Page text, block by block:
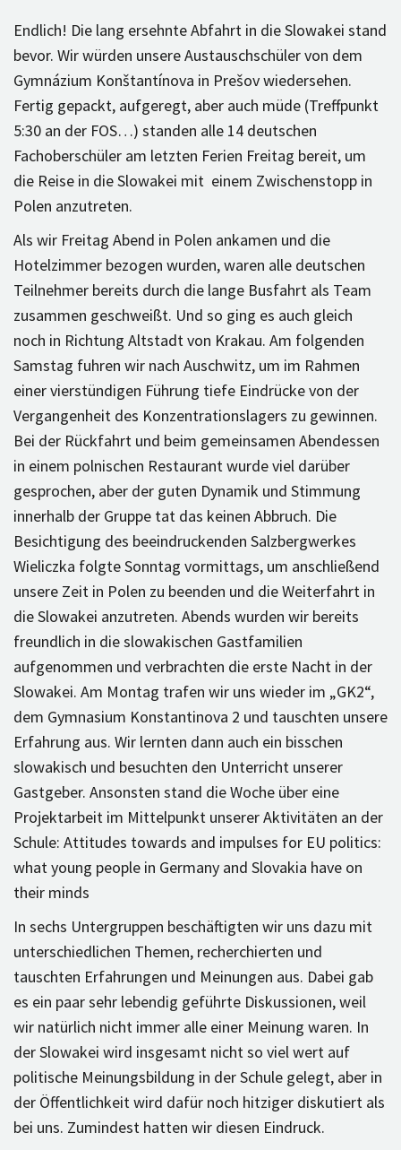
Endlich! Die lang ersehnte Abfahrt in die Slowakei stand
bevor. Wir würden unsere Austauschschüler von dem
Gymnázium Konštantínova in Prešov wiedersehen.
Fertig gepackt, aufgeregt, aber auch müde (Treffpunkt
5:30 an der FOS…) standen alle 14 deutschen
Fachoberschüler am letzten Ferien Freitag bereit, um
die Reise in die Slowakei mit einem Zwischenstopp in
Polen anzutreten.
Als wir Freitag Abend in Polen ankamen und die
Hotelzimmer bezogen wurden, waren alle deutschen
Teilnehmer bereits durch die lange Busfahrt als Team
zusammen geschweißt. Und so ging es auch gleich
noch in Richtung Altstadt von Krakau. Am folgenden
Samstag fuhren wir nach Auschwitz, um im Rahmen
einer vierstündigen Führung tiefe Eindrücke von der
Vergangenheit des Konzentrationslagers zu gewinnen.
Bei der Rückfahrt und beim gemeinsamen Abendessen
in einem polnischen Restaurant wurde viel darüber
gesprochen, aber der guten Dynamik und Stimmung
innerhalb der Gruppe tat das keinen Abbruch. Die
Besichtigung des beeindruckenden Salzbergwerkes
Wieliczka folgte Sonntag vormittags, um anschließend
unsere Zeit in Polen zu beenden und die Weiterfahrt in
die Slowakei anzutreten. Abends wurden wir bereits
freundlich in die slowakischen Gastfamilien
aufgenommen und verbrachten die erste Nacht in der
Slowakei. Am Montag trafen wir uns wieder im „GK2“,
dem Gymnasium Konstantinova 2 und tauschten unsere
Erfahrung aus. Wir lernten dann auch ein bisschen
slowakisch und besuchten den Unterricht unserer
Gastgeber. Ansonsten stand die Woche über eine
Projektarbeit im Mittelpunkt unserer Aktivitäten an der
Schule: Attitudes towards and impulses for EU politics:
what young people in Germany and Slovakia have on
their minds
In sechs Untergruppen beschäftigten wir uns dazu mit
unterschiedlichen Themen, recherchierten und
tauschten Erfahrungen und Meinungen aus. Dabei gab
es ein paar sehr lebendig geführte Diskussionen, weil
wir natürlich nicht immer alle einer Meinung waren. In
der Slowakei wird insgesamt nicht so viel wert auf
politische Meinungsbildung in der Schule gelegt, aber in
der Öffentlichkeit wird dafür noch hitziger diskutiert als
bei uns. Zumindest hatten wir diesen Eindruck.